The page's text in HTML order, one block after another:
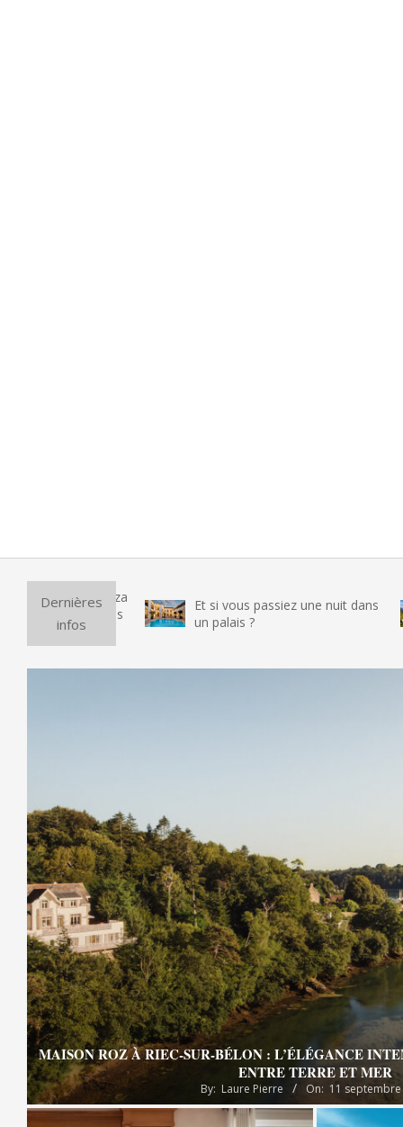
Dernières
infos
Et si vous passiez une nuit dans
un palais ?
MAISON ROZ À RIEC-SUR-BÉLON : L’ÉLÉGANCE
ENTRE TERRE ET MER
By: Laure Pierre On: 11